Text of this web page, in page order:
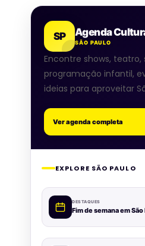
SP Agenda
SÃO PAULO
Encontre shows,
programação infantil,
ideias para aproveitar
Ver agenda completa
EXPLORE SÃO PAULO
DESTAQUES
Fim de semana em São